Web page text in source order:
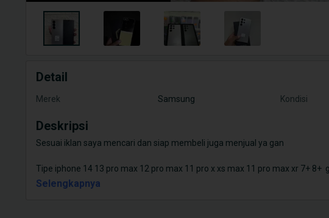
Detail
Merek Samsung Kondisi
Deskripsi
Sesuai iklan saya mencari dan siap membeli juga menjual ya gan
Tipe iphone 14 13 pro max 12 pro max 11 pro x xs max 11 pro max xr 7+ 8+
Selengkapnya